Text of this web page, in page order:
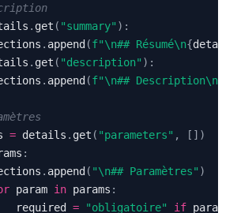
. get ( "summary" ) :
. append (f"\n## Résumé\n{details
. get ( "description" ) :
. append (f"\n## Description\n
= details . get ( "parameters" , [ ] )
:
. append ( "\n## Paramètres" )
param in params :
required
= "obligatoire" if param